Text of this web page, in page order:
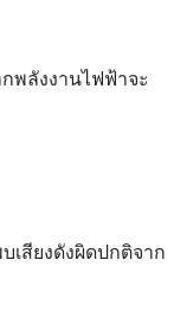
พลังงานไฟฟ้าจะ
เสียงดังผิดปกติจาก